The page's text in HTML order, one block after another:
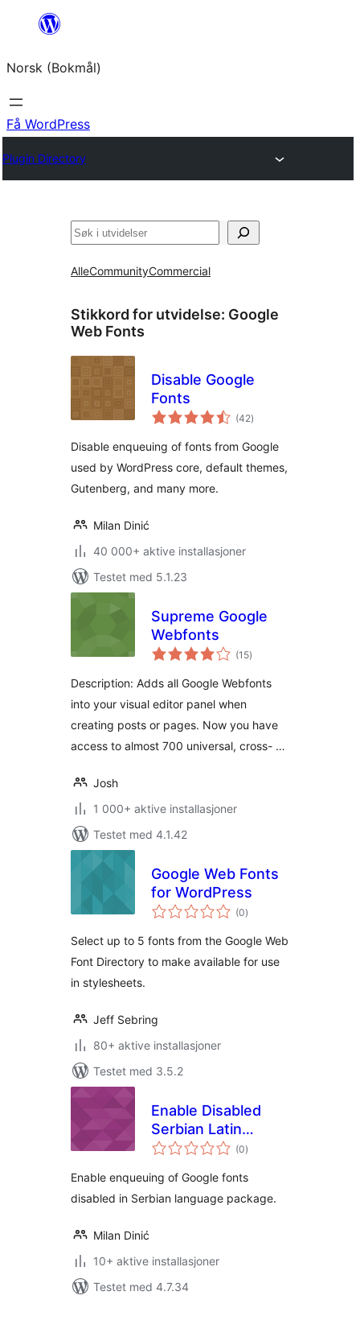
Hopp
innhold
Norsk (Bokmål)
Få WordPress
Plugin Directory
Søk
AlleCommunityCommercial
Stikkord for utvidelse: Google
Web Fonts
Disable Google
Fonts
(42totale
vurderinger
)
Disable enqueuing of fonts from Google
used by WordPress core, default themes,
Gutenberg, and many more.
Milan Dinić
40 000+ aktive installasjoner
Testet med 5.1.23
Supreme Google
Webfonts
(15totale
vurderinger
)
Description: Adds all Google Webfonts
into your visual editor panel when
creating posts or pages. Now you have
access to almost 700 universal, cross- …
Josh
1 000+ aktive installasjoner
Testet med 4.1.42
Google Web Fonts
for WordPress
(0totale
vurderinger
)
Select up to 5 fonts from the Google Web
Font Directory to make available for use
in stylesheets.
Jeff Sebring
80+ aktive installasjoner
Testet med 3.5.2
Enable Disabled
Serbian Latin
Google Fonts
(0totale
vurderinger
)
Enable enqueuing of Google fonts
disabled in Serbian language package.
Milan Dinić
10+ aktive installasjoner
Testet med 4.7.34